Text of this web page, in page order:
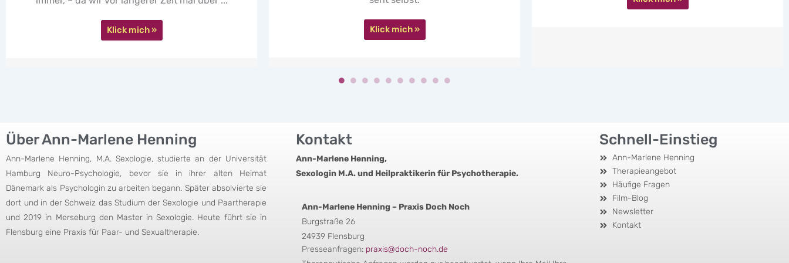
Über Ann-Marlene Henning
Ann-Marlene Henning, M.A. Sexologie, studierte an der Universität
Hamburg Neuro-Psychologie, bevor sie in ihrer alten Heimat
Dänemark als Psychologin zu arbeiten begann. Später absolvierte sie
dort und in der Schweiz das Studium der Sexologie und Paartherapie
und 2019 in Merseburg den Master in Sexologie. Heute führt sie in
Flensburg eine Praxis für Paar- und Sexualtherapie.
Kontakt
Ann-Marlene Henning,
Sexologin M.A. und Heilpraktikerin für Psychotherapie.
Ann-Marlene Henning – Praxis Doch Noch
Burgstraße 26
24939 Flensburg
Presseanfragen: praxis@doch-noch.de
Schnell-Einstieg
Ann-Marlene Henning
Therapieangebot
Häufige Fragen
Film-Blog
Newsletter
Kontakt